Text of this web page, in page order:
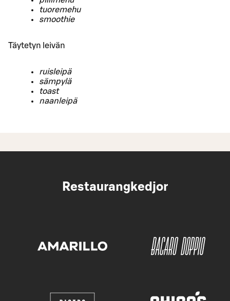
tuoremehu
smoothie
Täytetyn leivän
ruisleipä
sämpylä
toast
naanleipä
Restaurangkedjor